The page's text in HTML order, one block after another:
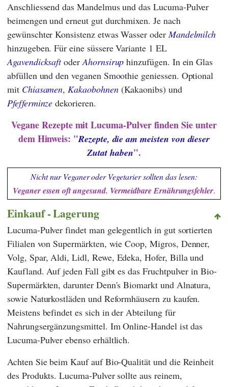
Anschliessend das Mandelmus und das Lucuma-Pulver
beimengen und erneut gut durchmixen. Je nach
gewünschter Konsistenz etwas Wasser oderMandelmilch
hinzugeben. Für eine süssere Variante 1 EL
AgavendicksaftoderAhornsirup hinzufügen. In ein Glas
abfüllen und den veganen Smoothie geniessen. Optional
mit Chiasamen,Kakaobohnen(Kakaonibs) und
Pfefferminze dekorieren.
Vegane Rezepte mit Lucuma-Pulver finden Sie unter
dem Hinweis: "Rezepte, die am meisten von dieser
Zutat haben".
Nicht nur Veganer oder Vegetarier sollten das lesen:
Veganer essen oft ungesund. Vermeidbare Ernährungsfehler.
Einkauf - Lagerung
Lucuma-Pulver findet man gelegentlich in gut sortierten
Filialen von Supermärkten, wieCoop,Migros, Denner,
Volg, Spar, Aldi,Lidl, Rewe, Edeka,Hofer, Billaund
Kaufland. Auf jeden Fall gibt es das Fruchtpulver in Bio-
Supermärkten, darunter Denn's Biomarktund Alnatura,
sowie Naturkostläden und Reformhäusern zu kaufen.
Meistens befindet es sich in der Abteilung für
Nahrungsergänzungsmittel. Im Online-Handel ist das
Lucuma-Pulver ebenso erhältlich.
Achten Sie beim Kauf auf Bio-Qualität und die Reinheit
des Produkts. Lucuma-Pulver sollte aus reinem,